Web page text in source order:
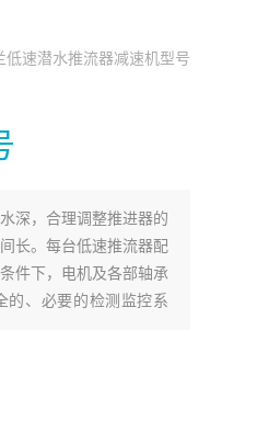
速潜水推流器减速机型号
深，合理调整推进器的
长。每台低速推流器配
件下，电机及各部轴承
、必要的检测监控系